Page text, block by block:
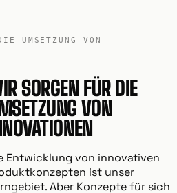
UMSETZUNG VON
SORGEN FÜR DIE
VON
Entwicklung von innovativen
ist unser
Aber Konzepte für sich